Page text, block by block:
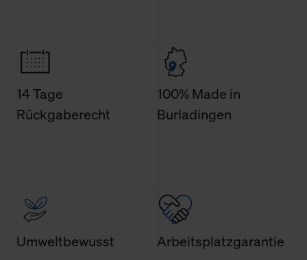
finden Sie in unserer Datenschutzerklärung.
14 Tage
Rückgaberecht
100% Made in
Burladingen
Umweltbewusst Arbeitsplatzgarantie